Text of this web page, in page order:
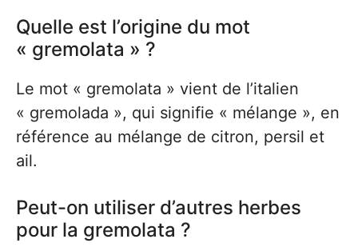
Quelle est l’origine du mot
« gremolata » ?
Le mot « gremolata » vient de l’italien
« gremolada », qui signifie « mélange », en
référence au mélange de citron, persil et
ail.
Peut-on utiliser d’autres herbes
pour la gremolata ?